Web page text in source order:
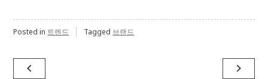
Posted in 트렌드 Tagged 브랜드
글navigate_before navigate_next